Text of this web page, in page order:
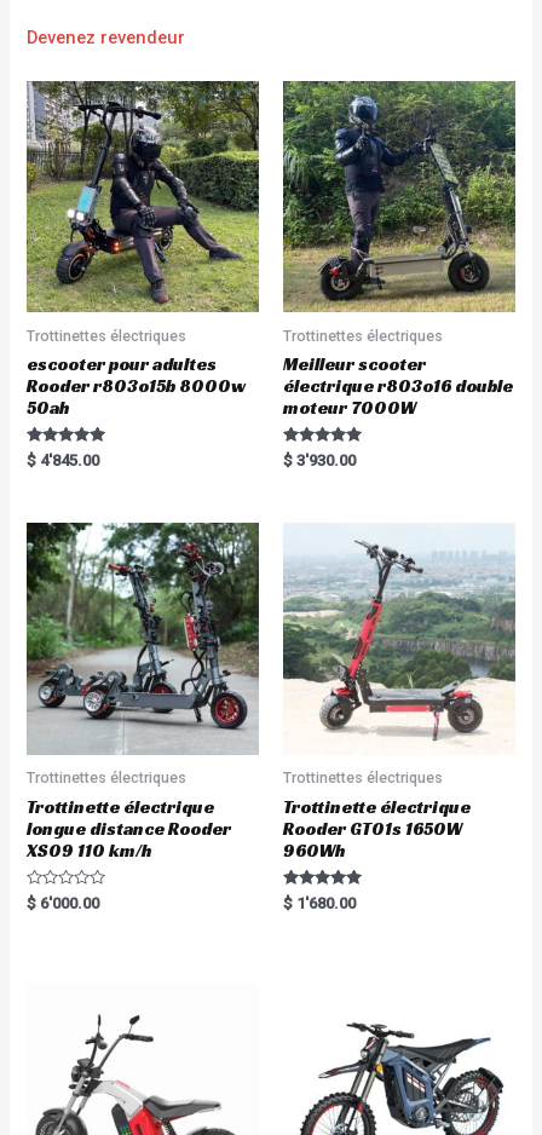
Devenez revendeur
Trottinettes électriques
escooter pour adultes
Rooder r803o15b 8000w
50ah
Rated
5.00
$ 4'845.00
Trottinettes électriques
Meilleur scooter
électrique r803o16 double
moteur 7000W
Rated
5.00
$ 3'930.00
Trottinettes électriques
Trottinette électrique
longue distance Rooder
XS09 110 km/h
R
a
$ 6'000.00
Trottinettes électriques
Trottinette électrique
Rooder GT01s 1650W
960Wh
Rated
5.00
$ 1'680.00